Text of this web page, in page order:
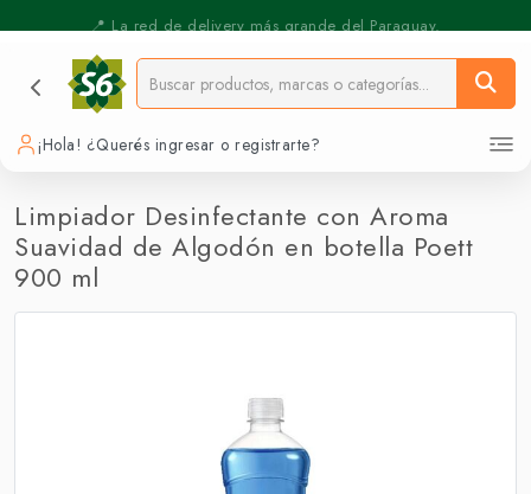
📍 La red de delivery más grande del Paraguay.
⚡️ Pickup Express - Retirás en 30 min.
¡Hola! ¿Querés ingresar o registrarte?
Limpiador Desinfectante con Aroma
Suavidad de Algodón en botella Poett
900 ml